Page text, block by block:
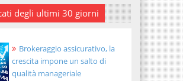
degli ultimi 30 giorni
Brokeraggio assicurativo, la
crescita impone un salto di
qualità manageriale